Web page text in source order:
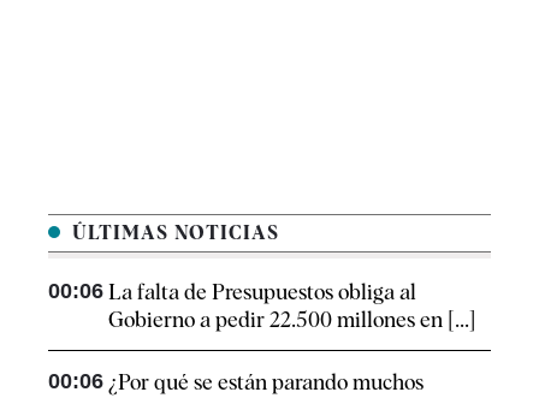
ÚLTIMAS NOTICIAS
00:06 La falta de Presupuestos obliga al
Gobierno a pedir 22.500 millones en [...]
00:06 ¿Por qué se están parando muchos